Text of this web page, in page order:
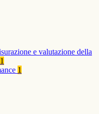
e valutazione della
1
1